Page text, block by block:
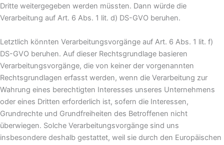
Dritte weitergegeben werden müssten. Dann würde die
Verarbeitung auf Art. 6 Abs. 1 lit. d) DS-GVO beruhen.
Letztlich könnten Verarbeitungsvorgänge auf Art. 6 Abs. 1 lit. f)
DS-GVO beruhen. Auf dieser Rechtsgrundlage basieren
Verarbeitungsvorgänge, die von keiner der vorgenannten
Rechtsgrundlagen erfasst werden, wenn die Verarbeitung zur
Wahrung eines berechtigten Interesses unseres Unternehmens
oder eines Dritten erforderlich ist, sofern die Interessen,
Grundrechte und Grundfreiheiten des Betroffenen nicht
überwiegen. Solche Verarbeitungsvorgänge sind uns
insbesondere deshalb gestattet, weil sie durch den Europäischen